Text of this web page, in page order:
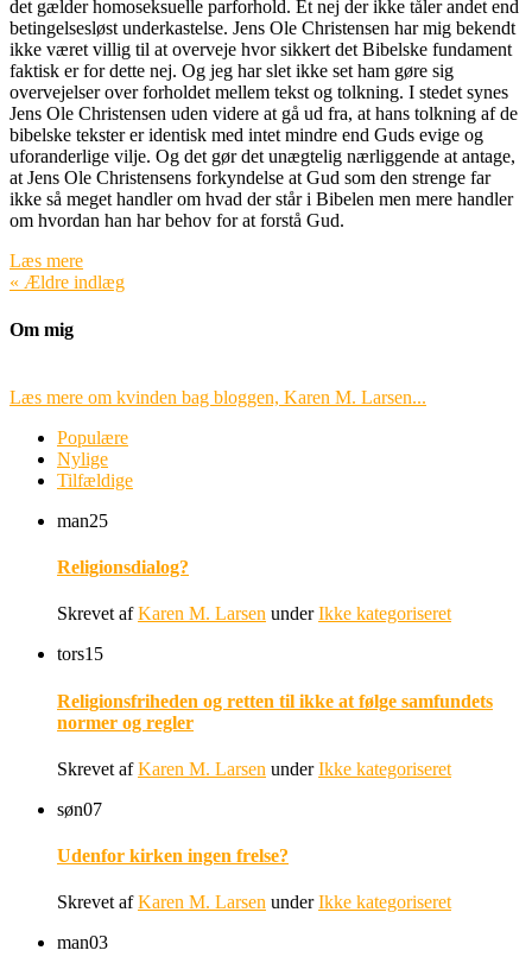
det gælder homoseksuelle parforhold. Et nej der ikke tåler andet end
betingelsesløst underkastelse. Jens Ole Christensen har mig bekendt
ikke været villig til at overveje hvor sikkert det Bibelske fundament
faktisk er for dette nej. Og jeg har slet ikke set ham gøre sig
overvejelser over forholdet mellem tekst og tolkning. I stedet synes
Jens Ole Christensen uden videre at gå ud fra, at hans tolkning af de
bibelske tekster er identisk med intet mindre end Guds evige og
uforanderlige vilje. Og det gør det unægtelig nærliggende at antage,
at Jens Ole Christensens forkyndelse at Gud som den strenge far
ikke så meget handler om hvad der står i Bibelen men mere handler
om hvordan han har behov for at forstå Gud.
Læs mere
« Ældre indlæg
Om mig
Læs mere om kvinden bag bloggen, Karen M. Larsen...
Populære
Nylige
Tilfældige
man25
Religionsdialog?
Skrevet afKaren M. Larsen underIkke kategoriseret
tors15
Religionsfriheden og retten til ikke at følge samfundets
normer og regler
Skrevet afKaren M. Larsen underIkke kategoriseret
søn07
Udenfor kirken ingen frelse?
Skrevet afKaren M. Larsen underIkke kategoriseret
man03